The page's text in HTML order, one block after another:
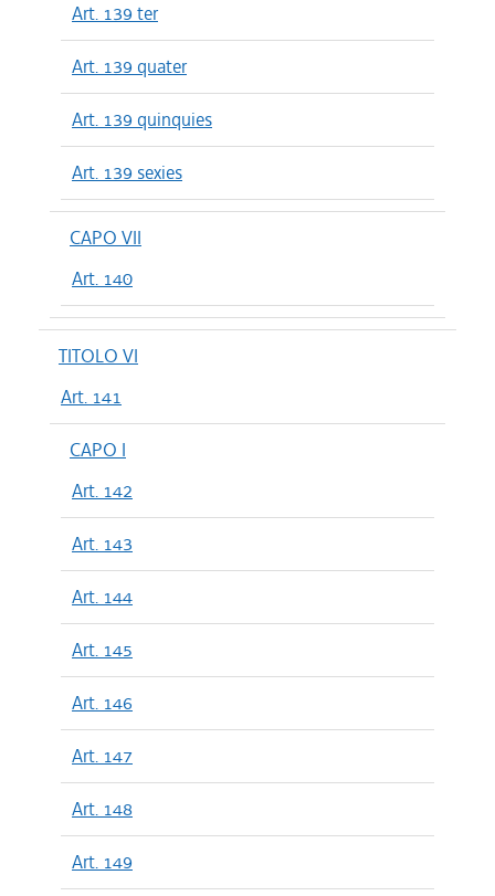
Art. 139 ter
Art. 139 quater
Art. 139 quinquies
Art. 139 sexies
CAPO VII
Art. 140
TITOLO VI
Art. 141
CAPO I
Art. 142
Art. 143
Art. 144
Art. 145
Art. 146
Art. 147
Art. 148
Art. 149